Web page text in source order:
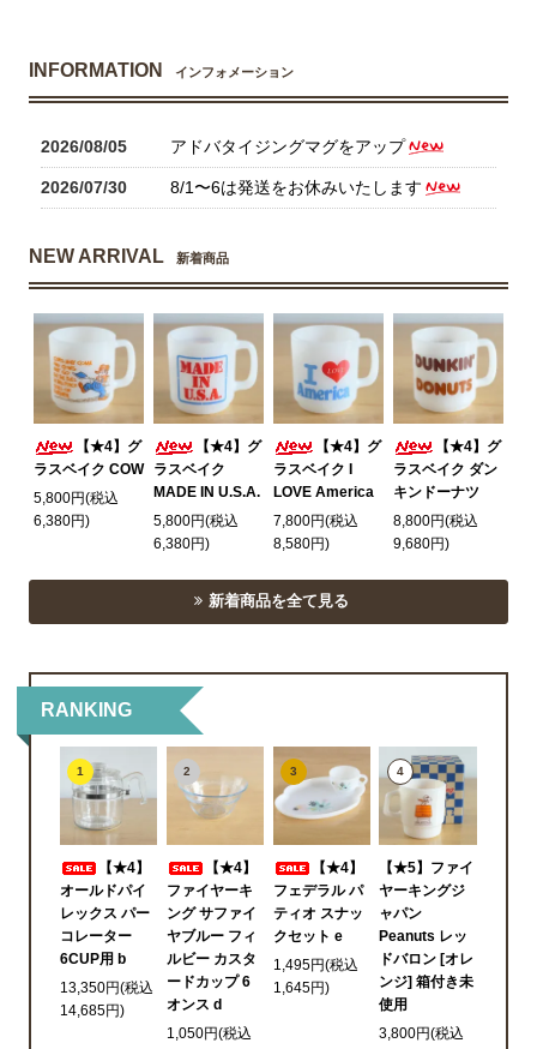
INFORMATION インフォメーション
2026/08/05 アドバタイジングマグをアップ
2026/07/30 8/1〜6は発送をお休みいたします
NEW ARRIVAL 新着商品
【★4】グ
ラスベイク COW
5,800円(税込
6,380円)
【★4】グ
ラスベイク
MADE IN U.S.A.
5,800円(税込
6,380円)
【★4】グ
ラスベイク I
LOVE America
7,800円(税込
8,580円)
【★4】グ
ラスベイク ダン
キンドーナツ
8,800円(税込
9,680円)
新着商品を全て見る
RANKING
1
【★4】
オールドパイ
レックス パー
コレーター
6CUP用 b
13,350円(税込
14,685円)
2
【★4】
ファイヤーキ
ング サファイ
ヤブルー フィ
ルビー カスタ
ードカップ 6
オンス d
1,050円(税込
3
【★4】
フェデラル パ
ティオ スナッ
クセット e
1,495円(税込
1,645円)
4
【★5】ファイ
ヤーキングジ
ャパン
Peanuts レッ
ドバロン [オレ
ンジ] 箱付き未
使用
3,800円(税込